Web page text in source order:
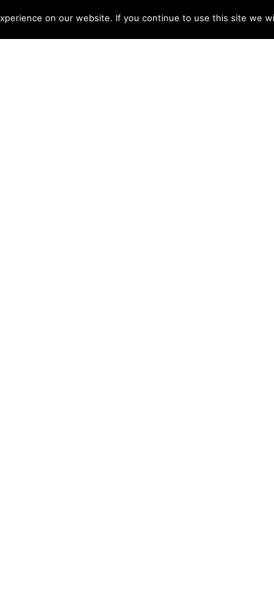
on our website. If you continue to use this site we